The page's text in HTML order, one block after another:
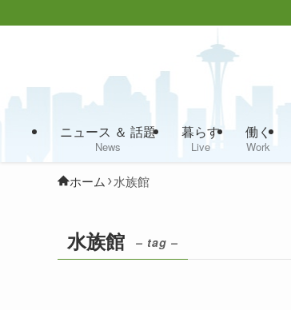
ニュース ＆ 話題
News
暮らす
Live
働く
Work
ホーム 水族館
水族館 – tag –